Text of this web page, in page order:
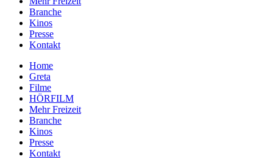
Branche
Kinos
Presse
Kontakt
Home
Greta
Filme
HÖRFILM
Mehr Freizeit
Branche
Kinos
Presse
Kontakt